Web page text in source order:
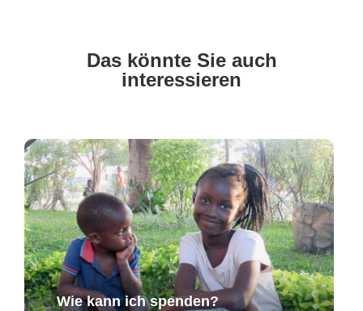
Das könnte Sie auch
interessieren
Wie kann ich spenden?